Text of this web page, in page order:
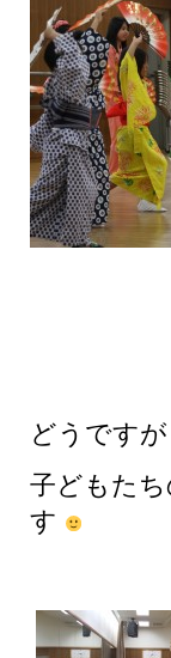
どうです
子どもた
す